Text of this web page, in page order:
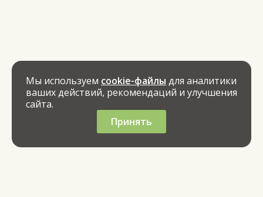
Мы используем cookie-файлы для аналитики
ваших действий, рекомендаций и улучшения
сайта.
Принять